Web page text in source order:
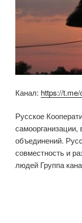
Канал: https://
Русское
объединений.
совместность и
людей Группа